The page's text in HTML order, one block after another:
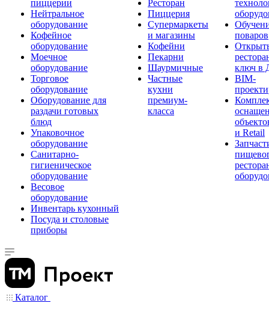
пиццерии
Нейтральное
оборудование
Кофейное
оборудование
Моечное
оборудование
Торговое
оборудование
Оборудование для
раздачи готовых
блюд
Упаковочное
оборудование
Санитарно-
гигиеническое
оборудование
Весовое
оборудование
Инвентарь кухонный
Посуда и столовые
приборы
Ресторан
Пиццерия
Супермаркеты
и магазины
Кофейни
Пекарни
Шаурмичные
Частные
кухни
премиум-
класса
поваров
ключ в
BIM-
и Retail
Каталог